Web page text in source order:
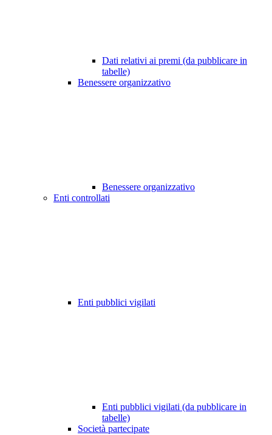
Dati relativi ai premi (da pubblicare in
tabelle)
Benessere organizzativo
Benessere organizzativo
Enti controllati
Enti pubblici vigilati
Enti pubblici vigilati (da pubblicare in
tabelle)
Società partecipate